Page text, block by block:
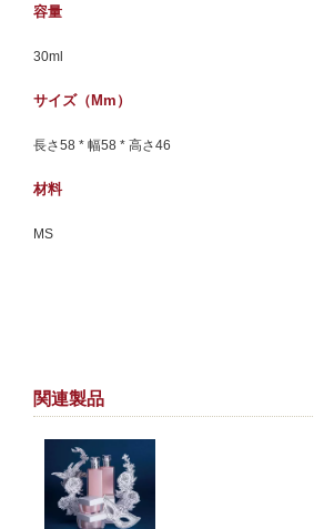
容量
30ml
サイズ（mm）
長さ58 * 幅58 * 高さ46
材料
MS
関連製品